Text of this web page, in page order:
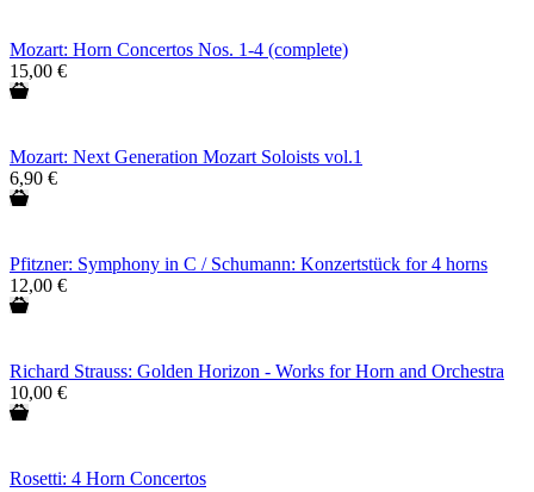
Mozart: Horn Concertos Nos. 1-4 (complete)
15,00 €
Mozart: Next Generation Mozart Soloists vol.1
6,90 €
Pfitzner: Symphony in C / Schumann: Konzertstück for 4 horns
12,00 €
Richard Strauss: Golden Horizon - Works for Horn and Orchestra
10,00 €
Rosetti: 4 Horn Concertos